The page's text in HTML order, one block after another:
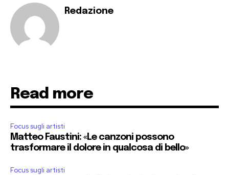
Redazione
Read more
Focus sugli artisti
Matteo Faustini: «Le canzoni possono
trasformare il dolore in qualcosa di bello»
Focus sugli artisti